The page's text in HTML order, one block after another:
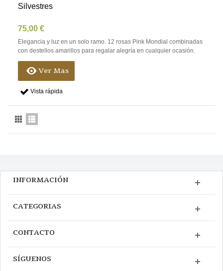
Silvestres
75,00 €
Elegancia y luz en un solo ramo. 12 rosas Pink Mondial combinadas
con destellos amarillos para regalar alegría en cualquier ocasión.
Ver Mas
Vista rápida
INFORMACIÓN
CATEGORIAS
CONTACTO
SÍGUENOS